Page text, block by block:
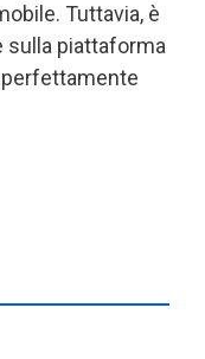
Tuttavia, è
sulla piattaforma